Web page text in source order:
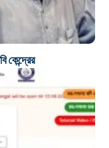
কেন্দ্রের